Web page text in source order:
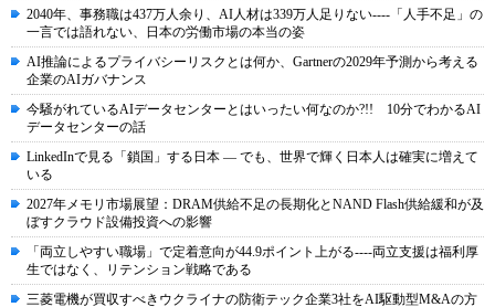
2040年、事務職は437万人余り、AI人材は339万人足りない----「人手不足」の
一言では語れない、日本の労働市場の本当の姿
AI推論によるプライバシーリスクとは何か、Gartnerの2029年予測から考える
企業のAIガバナンス
今騒がれているAIデータセンターとはいったい何なのか?!! 10分でわかるAI
データセンターの話
LinkedInで見る「鎖国」する日本 ― でも、世界で輝く日本人は確実に増えて
いる
2027年メモリ市場展望：DRAM供給不足の長期化とNAND Flash供給緩和が及
ぼすクラウド設備投資への影響
「両立しやすい職場」で定着意向が44.9ポイント上がる----両立支援は福利厚
生ではなく、リテンション戦略である
三菱電機が買収すべきウクライナの防衛テック企業3社をAI駆動型M&Aの方